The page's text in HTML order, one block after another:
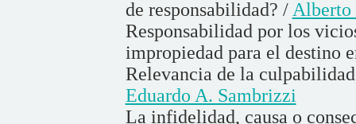
de responsabilidad? / Alberto
Responsabilidad por los
impropiedad para el destino
Relevancia de la
Eduardo A. Sambrizzi
La infidelidad, causa o